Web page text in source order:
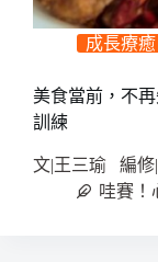
成長療癒
美食當前，不
訓練
文|王三瑜 編
哇賽！